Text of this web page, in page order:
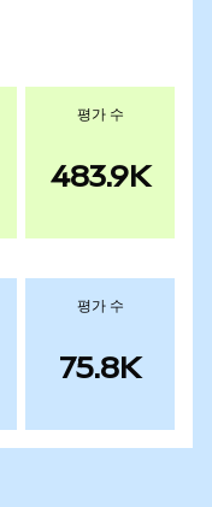
평가 수
483.9K
평가 수
75.8K